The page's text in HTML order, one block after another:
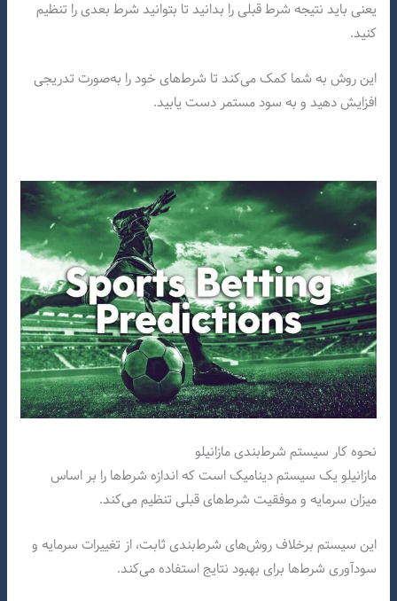
یعنی باید نتیجه شرط قبلی را بدانید تا بتوانید شرط بعدی را تنظیم
کنید.
این روش به شما کمک می‌کند تا شرط‌های خود را به‌صورت تدریجی
افزایش دهید و به سود مستمر دست یابید.
نحوه کار سیستم شرط‌بندی مازانیلو
مازانیلو یک سیستم دینامیک است که اندازه شرط‌ها را بر اساس
میزان سرمایه و موفقیت شرط‌های قبلی تنظیم می‌کند.
این سیستم برخلاف روش‌های شرط‌بندی ثابت، از تغییرات سرمایه و
سودآوری شرط‌ها برای بهبود نتایج استفاده می‌کند.